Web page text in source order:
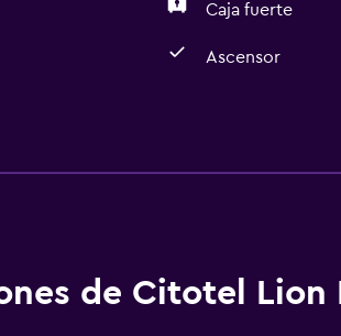
Caja fuerte
Ascensor
Traslado aeropuerto
de Citotel Lion